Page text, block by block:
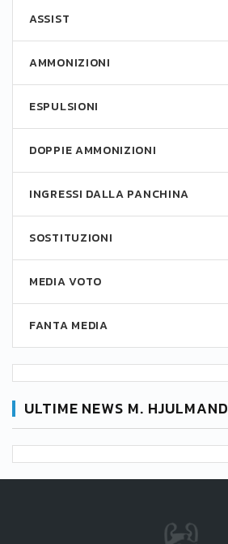
ASSIST
AMMONIZIONI
ESPULSIONI
DOPPIE AMMONIZIONI
INGRESSI DALLA PANCHINA
SOSTITUZIONI
MEDIA VOTO
FANTA MEDIA
ULTIME NEWS M. HJULMAND